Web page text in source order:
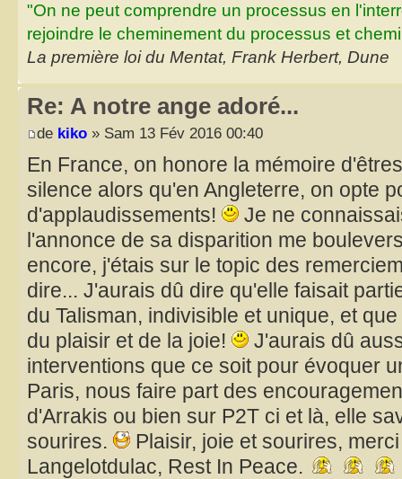
"On ne peut comprendre un processus en
rejoindre le cheminement du processus et
La première loi du Mentat, Frank Herbert, Dune
Re: A notre ange adoré...
de kiko » Sam 13 Fév 2016 00:40
En France, on honore la mémoire
silence alors qu'en Angleterre, on opte
d'applaudissements!
Je ne
l'annonce de sa disparition me
encore, j'étais sur le topic des
dire... J'aurais dû dire qu'elle faisait
du Talisman, indivisible et unique, et
du plaisir et de la joie!
J'aurais dû
interventions que ce soit pour évoquer
Paris, nous faire part des
d'Arrakis ou bien sur P2T ci et là, elle
sourires.
Plaisir, joie et sourires,
Langelotdulac, Rest In Peace.